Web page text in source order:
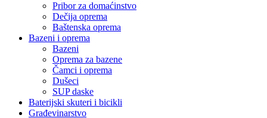
Pribor za domaćinstvo
Dečija oprema
Baštenska oprema
Bazeni i oprema
Bazeni
Oprema za bazene
Čamci i oprema
Dušeci
SUP daske
Baterijski skuteri i bicikli
Građevinarstvo